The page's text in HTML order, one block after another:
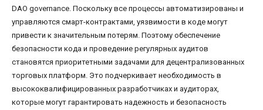
DAO governance. Поскольку все процессы автоматизированы и
управляются смарт-контрактами, уязвимости в коде могут
привести к значительным потерям. Поэтому обеспечение
безопасности кода и проведение регулярных аудитов
становятся приоритетными задачами для децентрализованных
торговых платформ. Это подчеркивает необходимость в
высококвалифицированных разработчиках и аудиторах,
которые могут гарантировать надежность и безопасность